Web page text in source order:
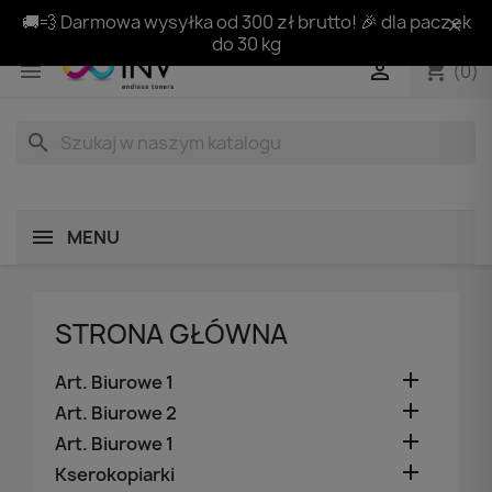
🚚💨 Darmowa wysyłka od 300 zł brutto! 🎉 dla paczek
do 30 kg
 shopping_cart(0)

search
MENU
STRONA GŁÓWNA
Art. Biurowe 1 
Art. Biurowe 2 
Art. Biurowe 1 
Kserokopiarki 